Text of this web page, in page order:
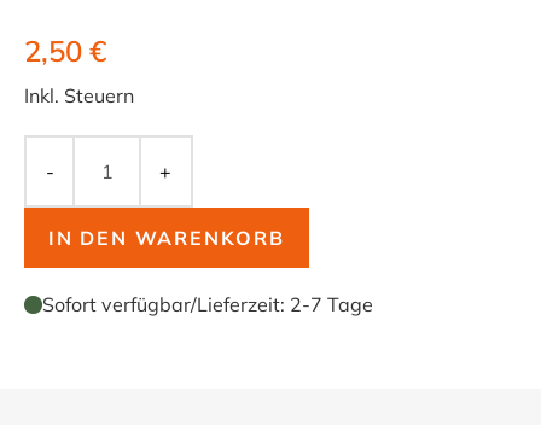
2,50 €
Inkl. Steuern
- +
IN DEN WARENKORB
Sofort verfügbar/Lieferzeit: 2-7 Tage